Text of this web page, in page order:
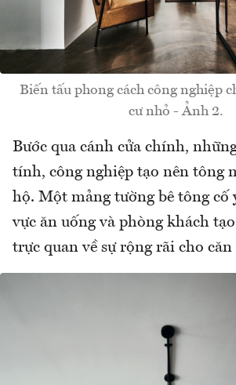
Biến tấu phong cách công nghiệp
cư nhỏ - Ảnh 2.
Bước qua cánh cửa chính,
tính, công nghiệp tạo nên tông
hộ. Một mảng tường bê tông cố
vực ăn uống và phòng khách
trực quan về sự rộng rãi cho căn